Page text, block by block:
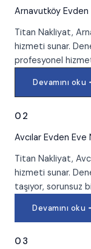
Arnavutköy Evden
Titan Nakliyat,
hizmeti sunar.
profesyonel
Devamını oku
02
Avcılar Evden Eve
Titan Nakliyat,
hizmeti sunar.
taşıyor, sorunsuz
Devamını oku
03